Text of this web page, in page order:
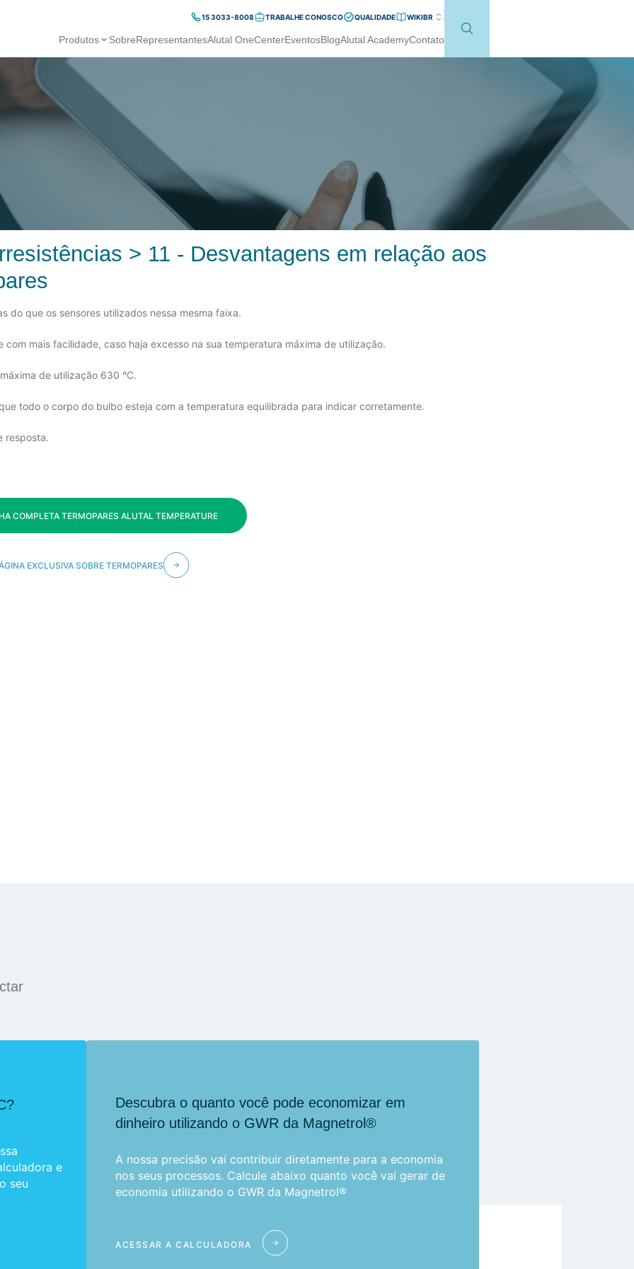
15 3033-8008 TRABALHE CONOSCO QUALIDADE WIKIBR
Produtos SobreRepresentantesAlutal OneCenterEventosBlogAlutal AcademyContato
> 11 - Desvantagens em relação aos
do que os sensores utilizados nessa mesma faixa.
com mais facilidade, caso haja excesso na sua temperatura máxima de utilização.
de utilização 630 °C.
todo o corpo do bulbo esteja com a temperatura equilibrada para indicar corretamente.
resposta.
COMPLETA TERMOPARES ALUTAL TEMPERATURE
EXCLUSIVA SOBRE TERMOPARES
e
seu
Descubra o quanto você pode economizar em
dinheiro utilizando o GWR da Magnetrol®
A nossa precisão vai contribuir diretamente para a economia
nos seus processos. Calcule abaixo quanto você vai gerar de
economia utilizando o GWR da Magnetrol®
ACESSAR A CALCULADORA